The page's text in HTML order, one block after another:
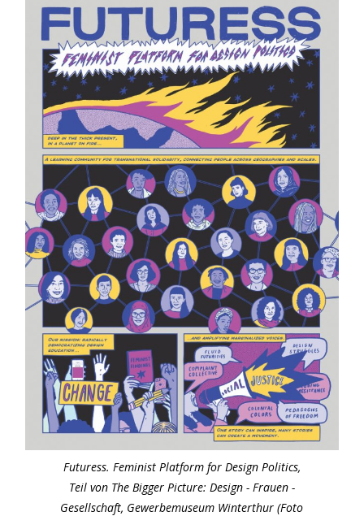
Futuress. Feminist Platform for Design Politics,
Teil von The Bigger Picture: Design - Frauen -
Gesellschaft, Gewerbemuseum Winterthur (Foto